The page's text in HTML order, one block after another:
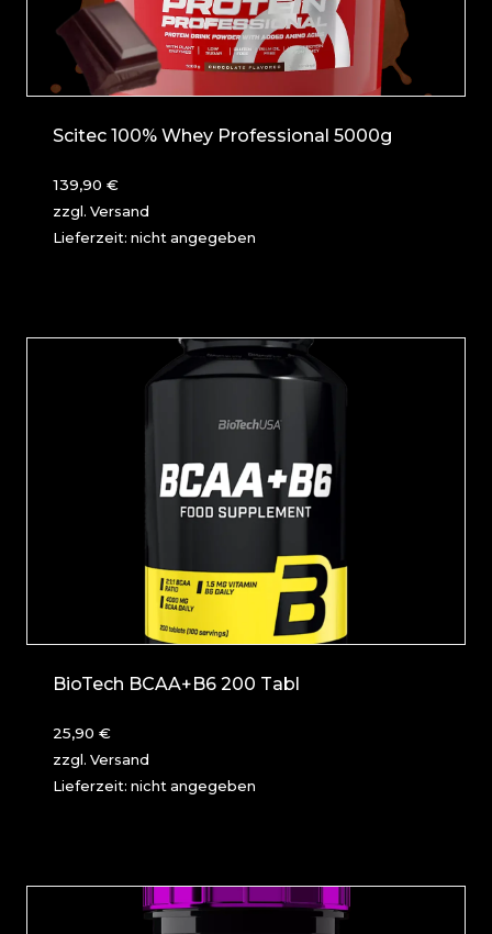
Scitec 100% Whey Professional 5000g
139,90 €
zzgl. Versand
Lieferzeit: nicht angegeben
BioTech BCAA+B6 200 Tabl
25,90 €
zzgl. Versand
Lieferzeit: nicht angegeben